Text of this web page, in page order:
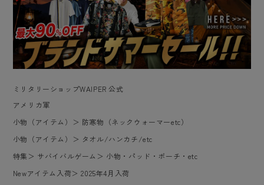
ミリタリーショップWAIPER 公式
アメリカ軍
小物（アイテム）
＞ 防寒物（ネックウォーマーetc）
小物（アイテム）
＞ タオル/ハンカチ/etc
特集 ＞ サバイバルゲーム ＞ 小物・パッド・ポーチ・etc
Newアイテム入荷＞2025年4月入荷